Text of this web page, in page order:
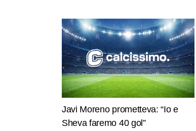
Javi Moreno prometteva: “Io e
Sheva faremo 40 gol”